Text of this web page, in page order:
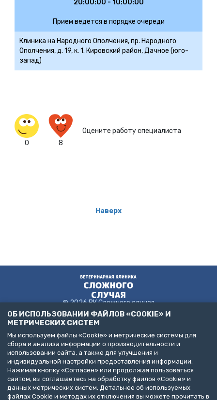
20:00:00 - 10:00:00
Прием ведется в порядке очереди
Клиника на Народного Ополчения, пр. Народного
Ополчения, д. 19, к. 1. Кировский район, Дачное (юго-
запад)
0 8
Оцените работу специалиста
Наверх
@ 2026 ВК Сложного случая
ДЕЛАЙТЕ БИЗНЕС С НАМИ!
Представлена информация об услугах следующих клиник:
Санкт-Петербург, пр. Народного Ополчения, д. 19, к. 1. (ООО
"НЕОТЛОЖНАЯ ВЕТЕРИНАРИЯ")
Пользовательское соглашение
Политика конфиденциальности
Публичная оферта
ОБ ИСПОЛЬЗОВАНИИ ФАЙЛОВ «COOKIE» И
МЕТРИЧЕСКИХ СИСТЕМ
Мы используем файлы «Cookie» и метрические системы для
сбора и анализа информации о производительности и
использовании сайта, а также для улучшения и
индивидуальной настройки предоставления информации.
Нажимая кнопку «Согласен» или продолжая пользоваться
сайтом, вы соглашаетесь на обработку файлов «Cookie» и
данных метрических систем. Детальнее об используемых
файлах Cookie и методах их отключения вы можете прочитать в